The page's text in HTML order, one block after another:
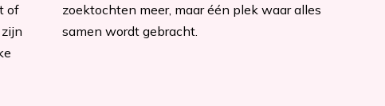
of
zoektochten meer, maar één plek waar alles
samen wordt gebracht.